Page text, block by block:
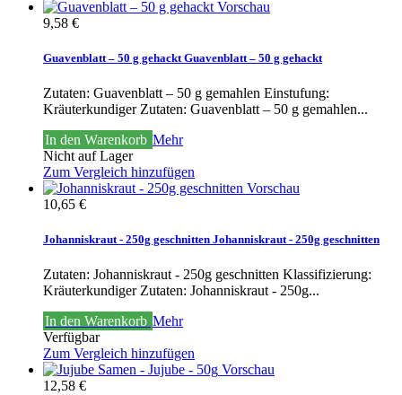
Vorschau
9,58 €
Guavenblatt – 50 g gehackt Guavenblatt – 50 g gehackt
Zutaten: Guavenblatt – 50 g gemahlen Einstufung:
Kräuterkundiger Zutaten: Guavenblatt – 50 g gemahlen...
In den Warenkorb Mehr
Nicht auf Lager
Zum Vergleich hinzufügen
Vorschau
10,65 €
Johanniskraut - 250g geschnitten Johanniskraut - 250g geschnitten
Zutaten: Johanniskraut - 250g geschnitten Klassifizierung:
Kräuterkundiger Zutaten: Johanniskraut - 250g...
In den Warenkorb Mehr
Verfügbar
Zum Vergleich hinzufügen
Vorschau
12,58 €